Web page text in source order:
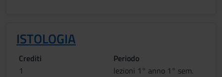
ISTOLOGIA
Crediti
1
Periodo
lezioni 1° anno 1° sem.